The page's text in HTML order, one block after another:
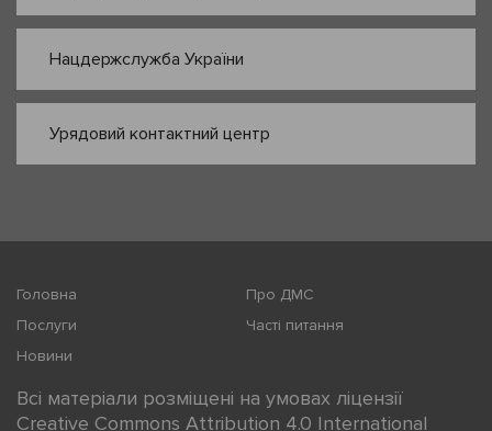
Нацдержслужба України
Урядовий контактний центр
Головна
Про ДМС
Послуги
Часті питання
Новини
Всі матеріали розміщені на умовах ліцензії
Creative Commons Attribution 4.0 International